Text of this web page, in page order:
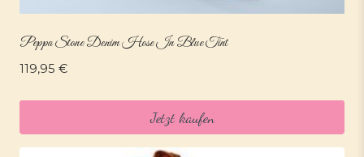
Peppa Stone Denim Hose In Blue Tint
119,95 €
Jetzt kaufen